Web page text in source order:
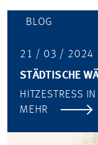
BLOG
21 / 03 / 2024
STÄDTISCHE
HITZESTRESS
MEHR